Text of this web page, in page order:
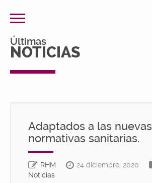
Últimas
NOTICIAS
Adaptados a las nuevas
normativas sanitarias.
RHM
24 diciembre, 2020
Noticias